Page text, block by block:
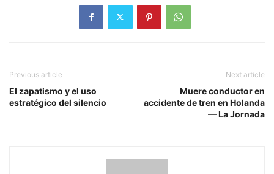
Previous article
El zapatismo y el uso
estratégico del silencio
Next article
Muere conductor en
accidente de tren en Holanda
— La Jornada